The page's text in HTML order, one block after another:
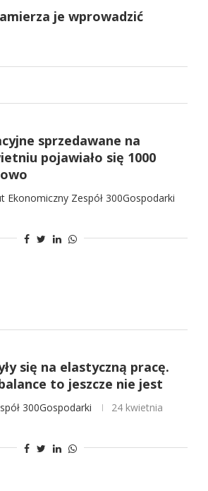
je wprowadzić
sprzedawane na
pojawiało się 1000
Ekonomiczny Zespół 300Gospodarki
się na elastyczną pracę.
to jeszcze nie jest
300Gospodarki
24 kwietnia